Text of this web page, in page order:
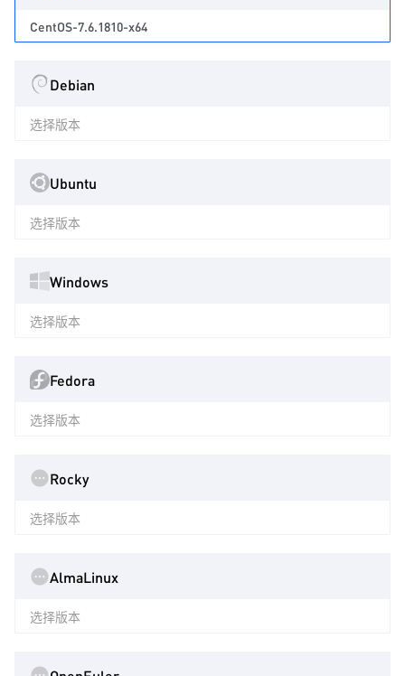
CentOS-7.6.1810-x64
Debian
选择版本
Ubuntu
选择版本
Windows
选择版本
Fedora
选择版本
Rocky
选择版本
AlmaLinux
选择版本